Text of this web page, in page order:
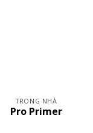
TRONG NHÀ
Pro Primer